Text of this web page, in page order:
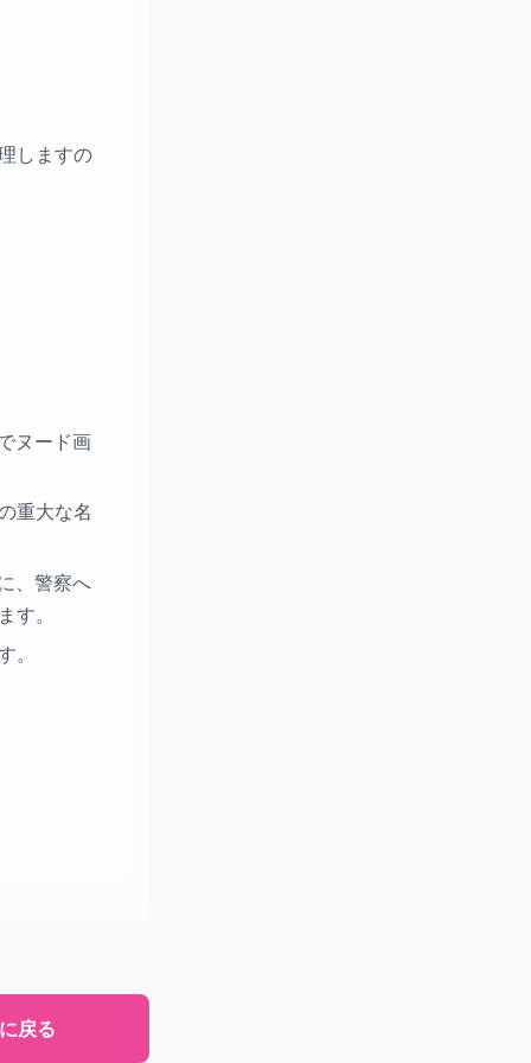
しますの
ヌード画
重大な名
、警察へ
す。
。
戻る